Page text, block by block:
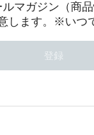
マガジン（商
します。※いつ